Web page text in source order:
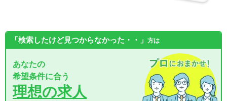
「検索したけど見つからなかった・・」 方は
あなたの
希望条件に合う
理想の求人